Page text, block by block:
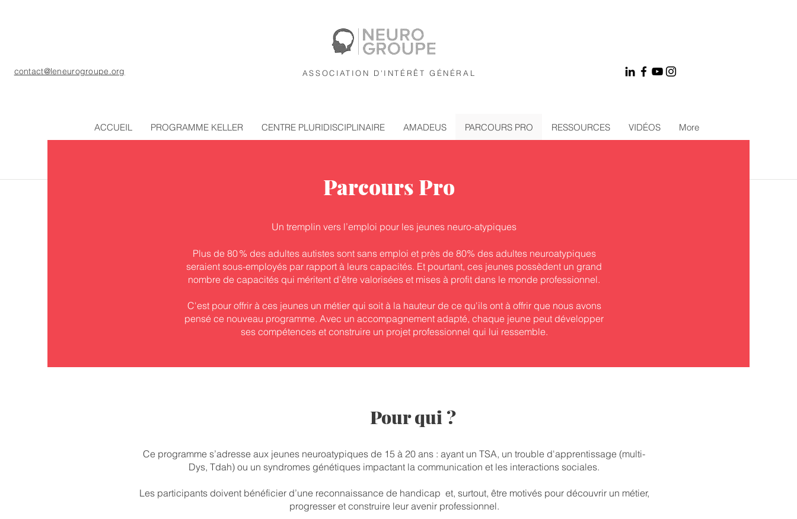
contact@leneurogroupe.org ASSOCIATION D'INTÉRÊT GÉNÉRAL
ACCUEIL PROGRAMME KELLER CENTRE PLURIDISCIPLINAIRE AMADEUS PARCOURS PRO RESSOURCES VIDÉOS More
Parcours Pro
Un tremplin vers l’emploi pour les jeunes neuro-atypiques
Plus de 80 % des adultes autistes sont sans emploi et près de 80% des adultes neuroatypiques
seraient sous-employés par rapport à leurs capacités. Et pourtant, ces jeunes possèdent un grand
nombre de capacités qui méritent d’être valorisées et mises à profit dans le monde professionnel.
C'est pour offrir à ces jeunes un métier qui soit à la hauteur de ce qu'ils ont à offrir que nous avons
pensé ce nouveau programme. Avec un accompagnement adapté, chaque jeune peut développer
ses compétences et construire un projet professionnel qui lui ressemble.
Pour qui ?
Ce programme s’adresse aux jeunes neuroatypiques de 15 à 20 ans : ayant un TSA, un trouble d'apprentissage (multi-
Dys, Tdah) ou un syndromes génétiques impactant la communication et les interactions sociales.
Les participants doivent bénéficier d’une reconnaissance de handicap et, surtout, être motivés pour découvrir un métier,
progresser et construire leur avenir professionnel.